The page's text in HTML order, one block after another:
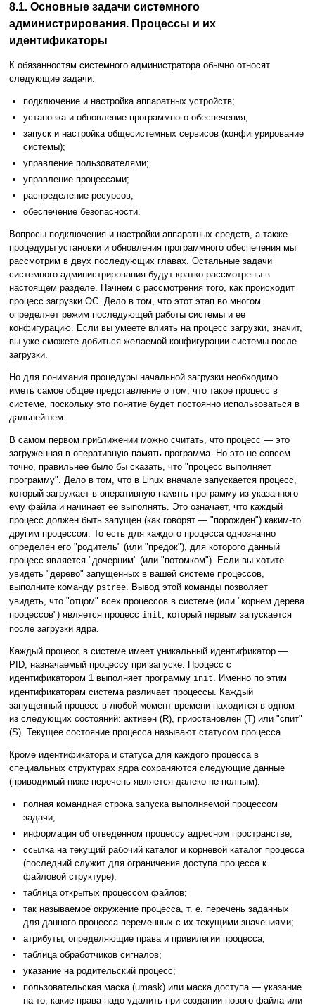
8.1. Основные задачи системного
администрирования. Процессы и их
идентификаторы
К обязанностям системного администратора обычно относят
следующие задачи:
подключение и настройка аппаратных устройств;
установка и обновление программного обеспечения;
запуск и настройка общесистемных сервисов (конфигурирование
системы);
управление пользователями;
управление процессами;
распределение ресурсов;
обеспечение безопасности.
Вопросы подключения и настройки аппаратных средств, а также
процедуры установки и обновления программного обеспечения мы
рассмотрим в двух последующих главах. Остальные задачи
системного администрирования будут кратко рассмотрены в
настоящем разделе. Начнем с рассмотрения того, как происходит
процесс загрузки ОС. Дело в том, что этот этап во многом
определяет режим последующей работы системы и ее
конфигурацию. Если вы умеете влиять на процесс загрузки, значит,
вы уже сможете добиться желаемой конфигурации системы после
загрузки.
Но для понимания процедуры начальной загрузки необходимо
иметь самое общее представление о том, что такое процесс в
системе, поскольку это понятие будет постоянно использоваться в
дальнейшем.
В самом первом приближении можно считать, что процесс — это
загруженная в оперативную память программа. Но это не совсем
точно, правильнее было бы сказать, что "процесс выполняет
программу". Дело в том, что в Linux вначале запускается процесс,
который загружает в оперативную память программу из указанного
ему файла и начинает ее выполнять. Это означает, что каждый
процесс должен быть запущен (как говорят — "порожден") каким-то
другим процессом. То есть для каждого процесса однозначно
определен его "родитель" (или "предок"), для которого данный
процесс является "дочерним" (или "потомком"). Если вы хотите
увидеть "дерево" запущенных в вашей системе процессов,
выполните команду pstree. Вывод этой команды позволяет
увидеть, что "отцом" всех процессов в системе (или "корнем дерева
процессов") является процесс init, который первым запускается
после загрузки ядра.
Каждый процесс в системе имеет уникальный идентификатор —
PID, назначаемый процессу при запуске. Процесс с
идентификатором 1 выполняет программу init. Именно по этим
идентификаторам система различает процессы. Каждый
запущенный процесс в любой момент времени находится в одном
из следующих состояний: активен (R), приостановлен (T) или "спит"
(S). Текущее состояние процесса называют статусом процесса.
Кроме идентификатора и статуса для каждого процесса в
специальных структурах ядра сохраняются следующие данные
(приводимый ниже перечень является далеко не полным):
полная командная строка запуска выполняемой процессом
задачи;
информация об отведенном процессу адресном пространстве;
ссылка на текущий рабочий каталог и корневой каталог процесса
(последний служит для ограничения доступа процесса к
файловой структуре);
таблица открытых процессом файлов;
так называемое окружение процесса, т. е. перечень заданных
для данного процесса переменных с их текущими значениями;
атрибуты, определяющие права и привилегии процесса,
таблица обработчиков сигналов;
указание на родительский процесс;
пользовательская маска (umask) или маска доступа — указание
на то, какие права надо удалить при создании нового файла или